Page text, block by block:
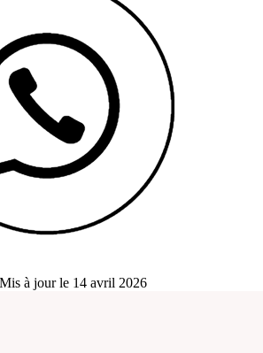
Mis à jour le 14 avril 2026